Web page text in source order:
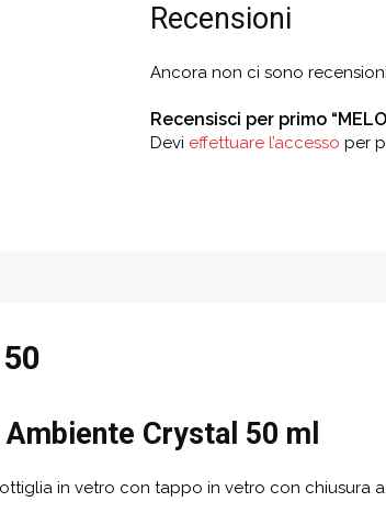
Recensioni
Ancora non ci sono
Recensisci per primo
Devi effettuare l’accesso per
Crystal 50 ml
in vetro con tappo in vetro con chiusura